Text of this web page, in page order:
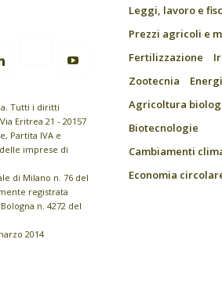
Tutti i diritti
Eritrea 21 - 20157
Partita IVA e
imprese di
di Milano n. 76 del
registrata
n. 4272 del
2014
Leggi, lavoro e
Prezzi agricoli e
Fertilizzazione
Zootecnia
Agricoltura
Biotecnologie
Cambiamenti
Economia